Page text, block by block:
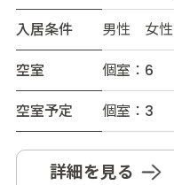
入居条件
男性 女性
空室
個室：6
空室予定
個室：3
詳細を見る